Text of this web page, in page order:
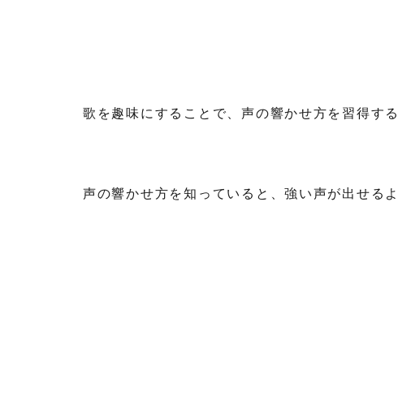
歌を趣味にすることで、声の響かせ方を習得す
声の響かせ方を知っていると、強い声が出せる